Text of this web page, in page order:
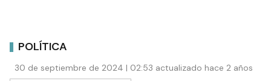
POLÍTICA
30 de septiembre de 2024 | 02:53 actualizado hace 2 años